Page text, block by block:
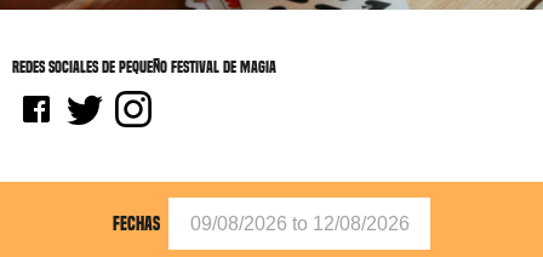
Redes sociales de Pequeño festival de magia
FECHAS